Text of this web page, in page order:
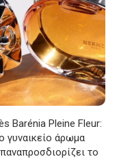
Barénia Pleine Fleur:
γυναικείο άρωμα
το